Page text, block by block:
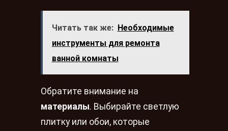
Читать так же: Необходимые
инструменты для ремонта
ванной комнаты
Обратите внимание на
материалы. Выбирайте светлую
плитку или обои, которые